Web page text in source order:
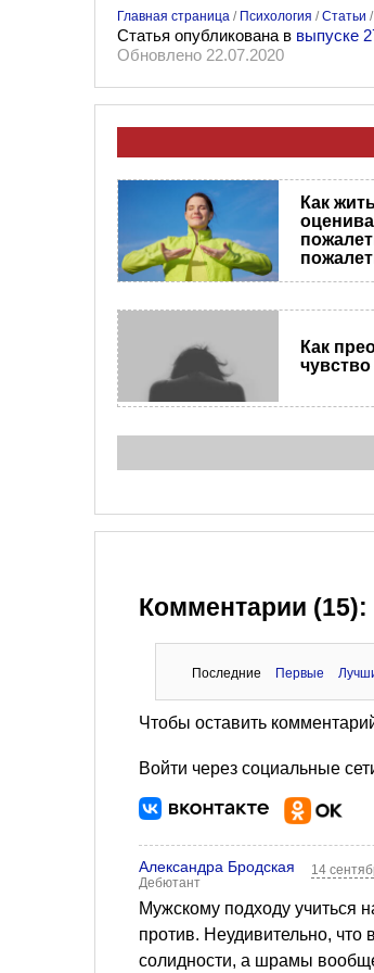
Главная страница / Психология /Статьи /
Статья опубликована в выпуске
Обновлено 22.07.2020
Как
Как
Комментарии (15):
Последние Первые
Чтобы оставить
Войти через социальные
Александра Бродская
Дебютант
14
Мужскому подходу учиться
против. Неудивительно,
солидности, а шрамы